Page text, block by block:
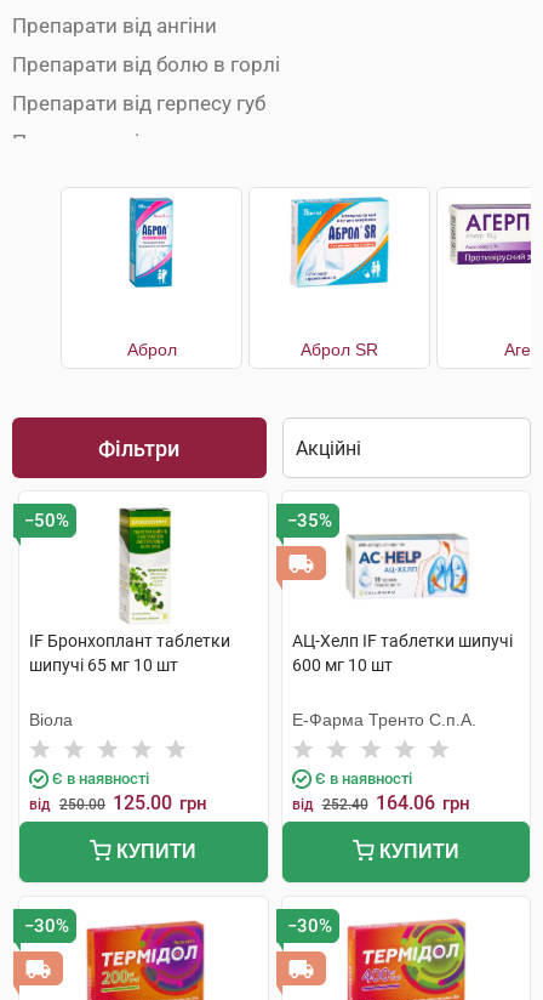
Препарати від ангіни
Препарати від болю в горлі
Препарати від герпесу губ
Препарати від застуди
Препарати від кашлю
Препарати від нежитю
Препарати від температури
Аброл Аброл SR
Фільтри
−50%
IF Бронхоплант таблетки
шипучі 65 мг 10 шт
Віола
Є в наявності
від 250.00 125.00 грн
КУПИТИ
−35%
АЦ-Хелп IF таблетки шипучі
600 мг 10 шт
Е-Фарма Тренто С.п.А.
Є в наявності
від 252.40 164.06 грн
КУПИТИ
−30% −30%